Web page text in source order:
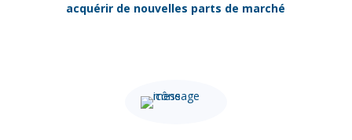
acquérir de nouvelles parts de marché